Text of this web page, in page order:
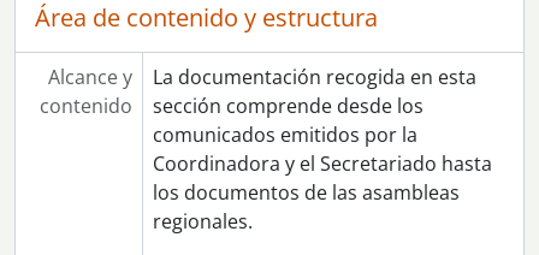
Área de contenido y estructura
Alcance y
contenido
La documentación recogida en esta
sección comprende desde los
comunicados emitidos por la
Coordinadora y el Secretariado hasta
los documentos de las asambleas
regionales.